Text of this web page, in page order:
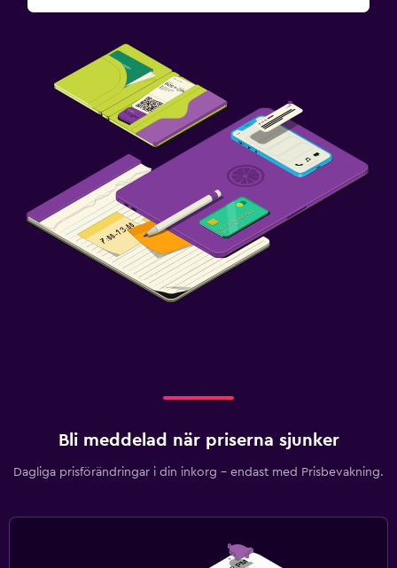
Bli meddelad när priserna sjunker
Dagliga prisförändringar i din inkorg – endast med Prisbevakning.